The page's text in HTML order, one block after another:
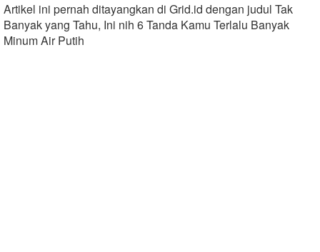
Artikel ini pernah ditayangkan di Grid.id dengan judul Tak
Banyak yang Tahu, Ini nih 6 Tanda Kamu Terlalu Banyak
Minum Air Putih